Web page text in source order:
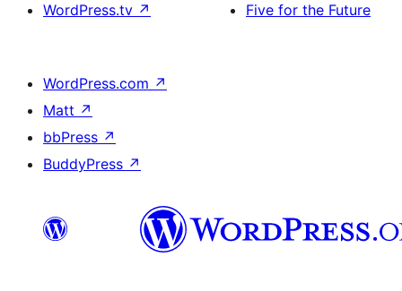
WordPress.tv ↗
Five for the Future
WordPress.com ↗
Matt ↗
bbPress ↗
BuddyPress ↗